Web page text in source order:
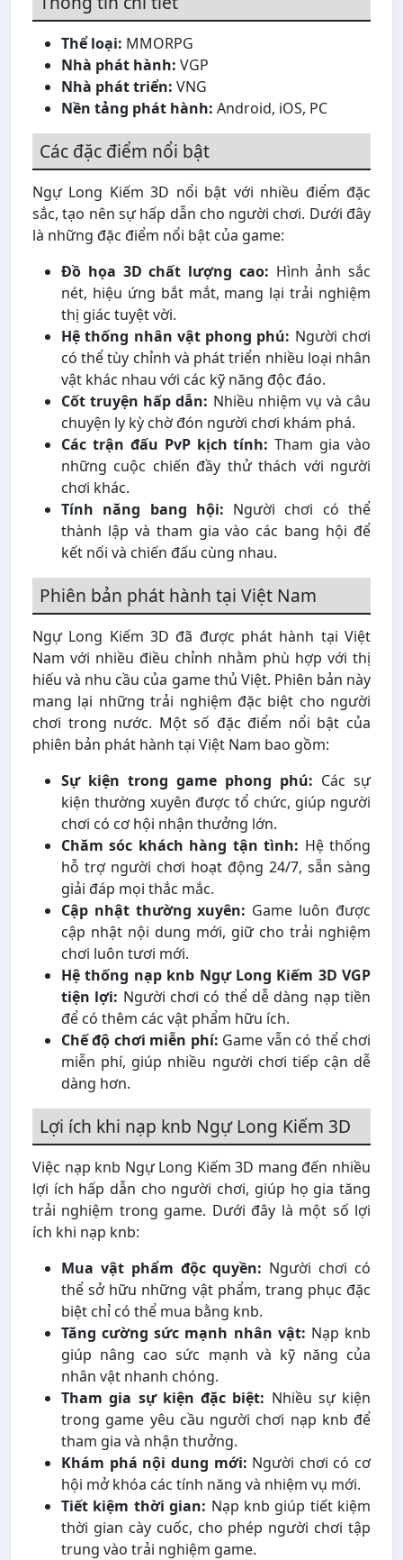
Thể loại: MMORPG
Nhà phát hành: VGP
Nhà phát triển: VNG
Nền tảng phát hành: Android, iOS, PC
Các đặc điểm nổi bật
Ngự Long Kiếm 3D nổi bật với nhiều điểm đặc
sắc, tạo nên sự hấp dẫn cho người chơi. Dưới đây
là những đặc điểm nổi bật của game:
Đồ họa 3D chất lượng cao: Hình ảnh sắc
nét, hiệu ứng bắt mắt, mang lại trải nghiệm
thị giác tuyệt vời.
Hệ thống nhân vật phong phú: Người chơi
có thể tùy chỉnh và phát triển nhiều loại nhân
vật khác nhau với các kỹ năng độc đáo.
Cốt truyện hấp dẫn: Nhiều nhiệm vụ và câu
chuyện ly kỳ chờ đón người chơi khám phá.
Các trận đấu PvP kịch tính: Tham gia vào
những cuộc chiến đầy thử thách với người
chơi khác.
Tính năng bang hội: Người chơi có thể
thành lập và tham gia vào các bang hội để
kết nối và chiến đấu cùng nhau.
Phiên bản phát hành tại Việt Nam
Ngự Long Kiếm 3D đã được phát hành tại Việt
Nam với nhiều điều chỉnh nhằm phù hợp với thị
hiếu và nhu cầu của game thủ Việt. Phiên bản này
mang lại những trải nghiệm đặc biệt cho người
chơi trong nước. Một số đặc điểm nổi bật của
phiên bản phát hành tại Việt Nam bao gồm:
Sự kiện trong game phong phú: Các sự
kiện thường xuyên được tổ chức, giúp người
chơi có cơ hội nhận thưởng lớn.
Chăm sóc khách hàng tận tình: Hệ thống
hỗ trợ người chơi hoạt động 24/7, sẵn sàng
giải đáp mọi thắc mắc.
Cập nhật thường xuyên: Game luôn được
cập nhật nội dung mới, giữ cho trải nghiệm
chơi luôn tươi mới.
Hệ thống nạp knb Ngự Long Kiếm 3D VGP
tiện lợi: Người chơi có thể dễ dàng nạp tiền
để có thêm các vật phẩm hữu ích.
Chế độ chơi miễn phí: Game vẫn có thể chơi
miễn phí, giúp nhiều người chơi tiếp cận dễ
dàng hơn.
Lợi ích khi nạp knb Ngự Long Kiếm 3D
Việc nạp knb Ngự Long Kiếm 3D mang đến nhiều
lợi ích hấp dẫn cho người chơi, giúp họ gia tăng
trải nghiệm trong game. Dưới đây là một số lợi
ích khi nạp knb:
Mua vật phẩm độc quyền: Người chơi có
thể sở hữu những vật phẩm, trang phục đặc
biệt chỉ có thể mua bằng knb.
Tăng cường sức mạnh nhân vật: Nạp knb
giúp nâng cao sức mạnh và kỹ năng của
nhân vật nhanh chóng.
Tham gia sự kiện đặc biệt: Nhiều sự kiện
trong game yêu cầu người chơi nạp knb để
tham gia và nhận thưởng.
Khám phá nội dung mới: Người chơi có cơ
hội mở khóa các tính năng và nhiệm vụ mới.
Tiết kiệm thời gian: Nạp knb giúp tiết kiệm
thời gian cày cuốc, cho phép người chơi tập
trung vào trải nghiệm game.